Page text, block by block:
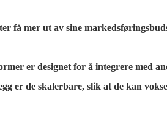
få mer ut av sine
er designet for å integrere med
er de skalerbare, slik at de kan